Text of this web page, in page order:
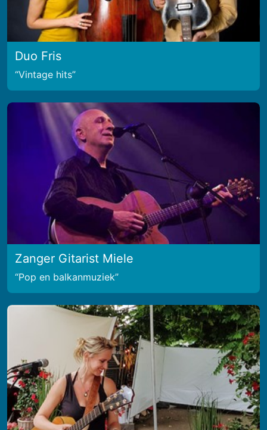
Duo Fris
Vintage hits
Zanger Gitarist Miele
Pop en balkanmuziek